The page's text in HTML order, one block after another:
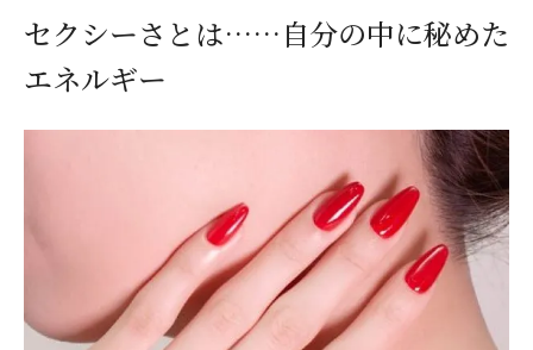
セクシーさとは……自分の中に秘めた
エネルギー